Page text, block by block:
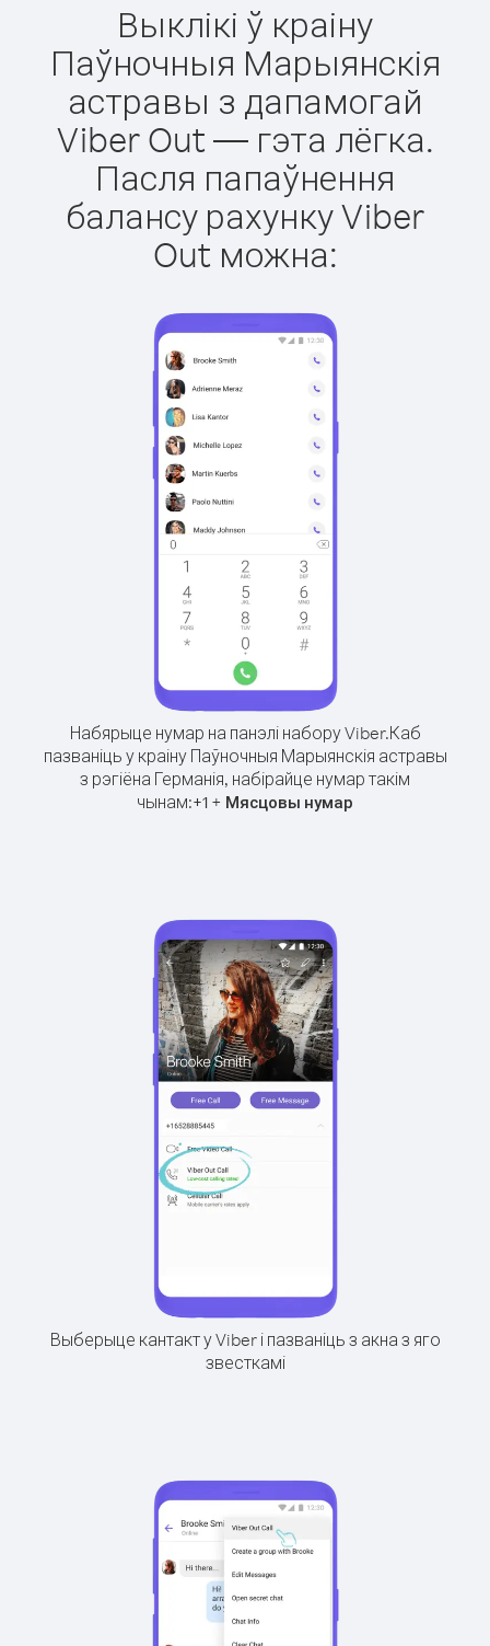
Выклікі ў краіну
Паўночныя Марыянскія
астравы з дапамогай
Viber Out — гэта лёгка.
Пасля папаўнення
балансу рахунку Viber
Out можна:
Набярыце нумар на панэлі набору Viber.Каб
пазваніць у краіну Паўночныя Марыянскія астравы
з рэгіёна Германія, набірайце нумар такім
чынам:+1 + Мясцовы нумар
Выберыце кантакт у Viber і пазваніць з акна з яго
звесткамі